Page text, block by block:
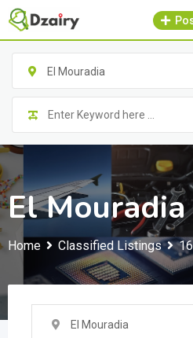
Skip
content
El Mouradia
El Mouradia
Home Classified Listings
El Mouradia